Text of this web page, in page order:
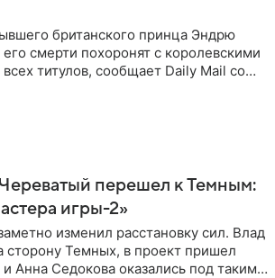
британского принца Эндрю
смерти похоронят с королевскими
титулов, сообщает Daily Mail со
перешел к Темным:
игры-2»
изменил расстановку сил. Влад
сторону Темных, в проект пришел
Анна Седокова оказались под таким